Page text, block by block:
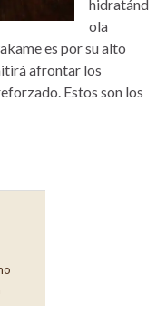
hidratánd
ola
es por su alto
afrontar los
Estos son los